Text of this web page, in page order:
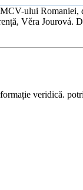
ului Romaniei,
Věra Jourová.
veridică.